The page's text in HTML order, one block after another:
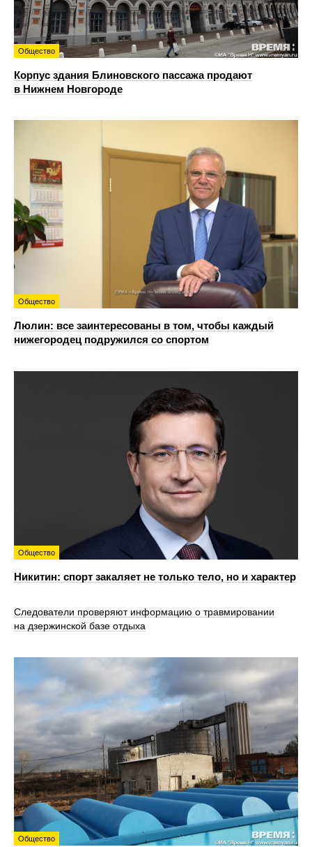
Общество
Корпус здания Блиновского пассажа продают
в Нижнем Новгороде
Общество
Люлин: все заинтересованы в том, чтобы каждый
нижегородец подружился со спортом
Общество
Никитин: спорт закаляет не только тело, но и характер
Следователи проверяют информацию о травмировании
на дзержинской базе отдыха
Общество